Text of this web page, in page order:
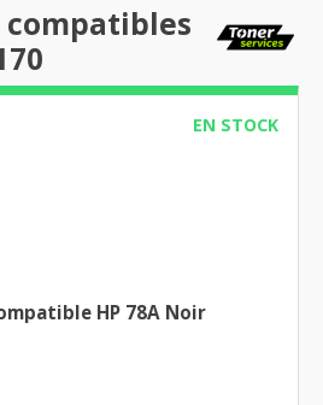
compatibles
EN STOCK
HP 78A Noir